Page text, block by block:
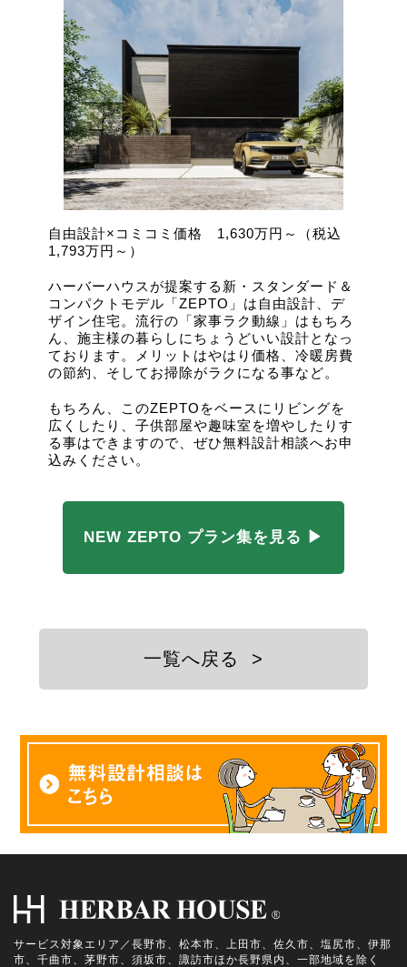
自由設計×コミコミ価格 1,630万円～（税込
1,793万円～）
ハーバーハウスが提案する新・スタンダード＆
コンパクトモデル「ZEPTO」は自由設計、デ
ザイン住宅。流行の「家事ラク動線」はもちろ
ん、施主様の暮らしにちょうどいい設計となっ
ております。メリットはやはり価格、冷暖房費
の節約、そしてお掃除がラクになる事など。
もちろん、このZEPTOをベースにリビングを
広くしたり、子供部屋や趣味室を増やしたりす
る事はできますので、ぜひ無料設計相談へお申
込みください。
NEW ZEPTO プラン集を見る ▶
一覧へ戻る >
サービス対象エリア／長野市、松本市、上田市、佐久市、塩尻市、伊那
市、千曲市、茅野市、須坂市、諏訪市ほか長野県内、一部地域を除く